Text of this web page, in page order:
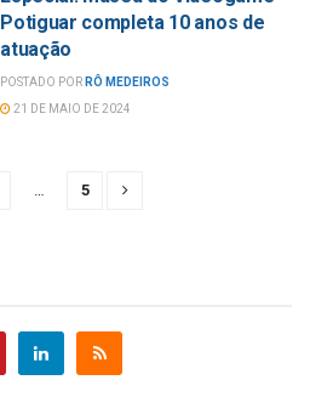
Potiguar completa 10 anos de
atuação
POSTADO POR RÔ MEDEIROS
21 DE MAIO DE 2024
5